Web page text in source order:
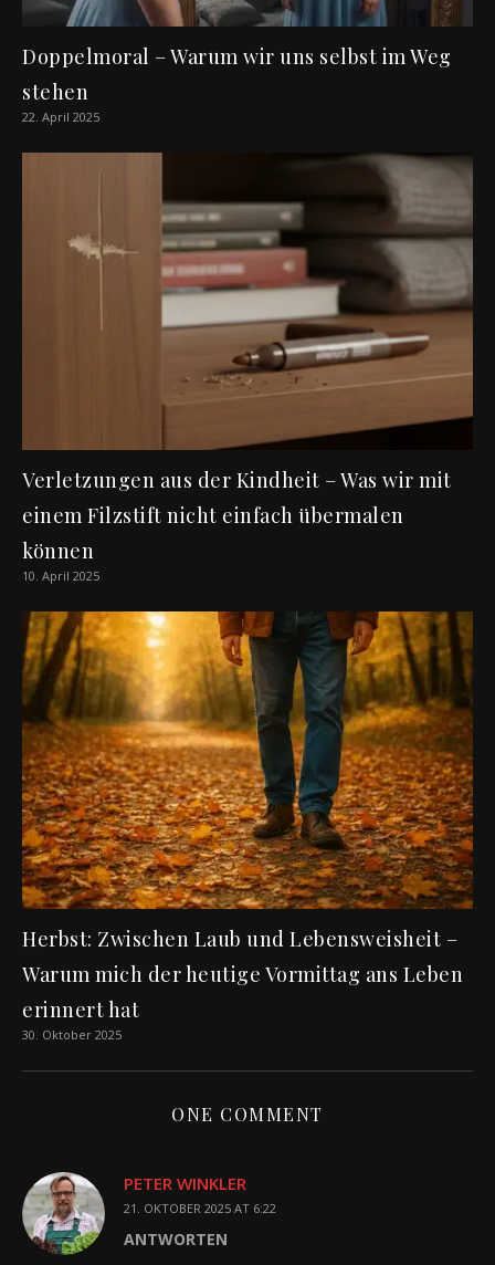
Doppelmoral – Warum wir uns selbst im Weg
stehen
22. April 2025
Verletzungen aus der Kindheit – Was wir mit
einem Filzstift nicht einfach übermalen
können
10. April 2025
Herbst: Zwischen Laub und Lebensweisheit –
Warum mich der heutige Vormittag ans Leben
erinnert hat
30. Oktober 2025
ONE COMMENT
PETER WINKLER
21. OKTOBER 2025 AT 6:22
ANTWORTEN